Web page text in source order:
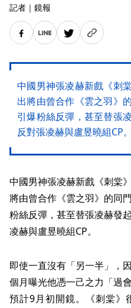
記者 ｜ 鏡報
中國男神張凌赫新戲《刺
出將由曾合作《雲之羽》
引爆粉絲反彈，甚至替張
反對張凌赫與盧昱曉組CP。
中國男神張凌赫新戲《刺棠
將由曾合作《雲之羽》的同
粉絲反彈，甚至替張凌赫發
凌赫與盧昱曉組CP。
即使一直沒有「另一半」，
個月曝光他憑一己之力「過
預計9月初開鏡。《刺棠》